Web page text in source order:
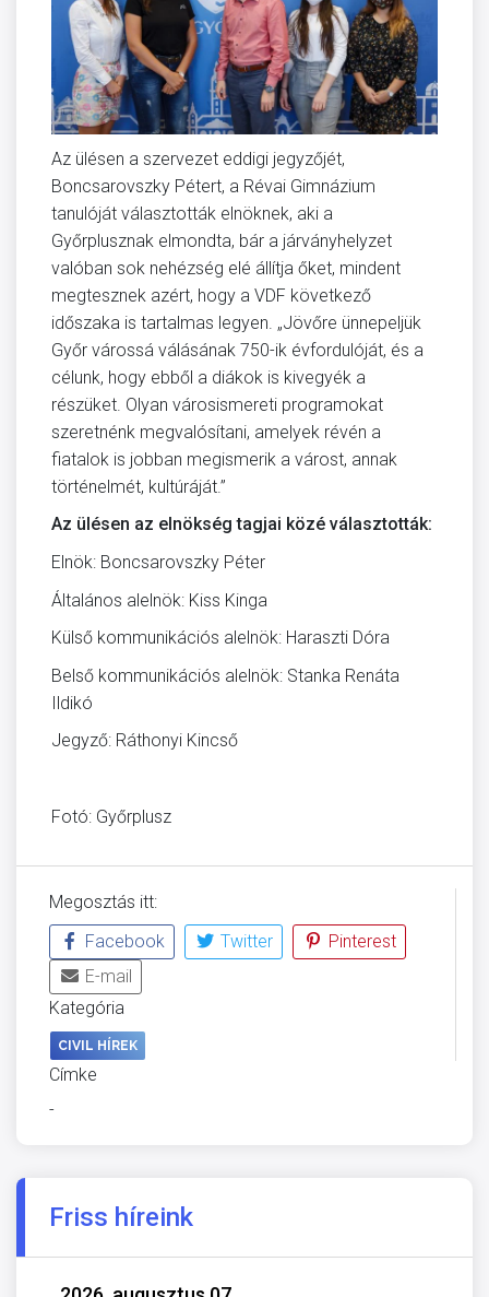
Az ülésen a szervezet eddigi jegyzőjét,
Boncsarovszky Pétert, a Révai Gimnázium
tanulóját választották elnöknek, aki a
Győrplusznak elmondta, bár a járványhelyzet
valóban sok nehézség elé állítja őket, mindent
megtesznek azért, hogy a VDF következő
időszaka is tartalmas legyen. „Jövőre ünnepeljük
Győr várossá válásának 750-ik évfordulóját, és a
célunk, hogy ebből a diákok is kivegyék a
részüket. Olyan városismereti programokat
szeretnénk megvalósítani, amelyek révén a
fiatalok is jobban megismerik a várost, annak
történelmét, kultúráját.”
Az ülésen az elnökség tagjai közé választották:
Elnök: Boncsarovszky Péter
Általános alelnök: Kiss Kinga
Külső kommunikációs alelnök: Haraszti Dóra
Belső kommunikációs alelnök: Stanka Renáta
Ildikó
Jegyző: Ráthonyi Kincső
Fotó: Győrplusz
Megosztás itt:
Facebook
Twitter
Pinterest
E-mail
Kategória
CIVIL HÍREK
Címke
-
Friss híreink